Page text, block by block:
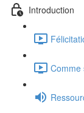
Introduction
Comme